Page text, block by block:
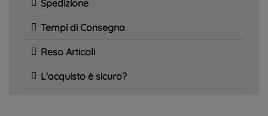
Spedizione
Tempi di Consegna
Reso Articoli
L'acquisto è sicuro?